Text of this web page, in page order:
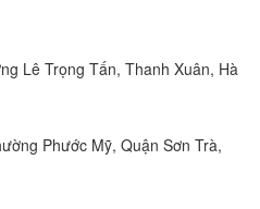
Lê Trọng Tấn, Thanh Xuân, Hà
Phước Mỹ, Quận Sơn Trà,